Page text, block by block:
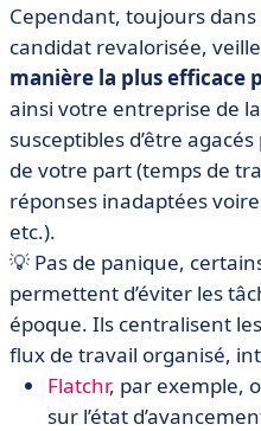
Cependant, toujours
candidat revalorisée,
manière la plus efficace
ainsi votre entreprise de
susceptibles d’être
de votre part (temps de
réponses inadaptées
etc.).
💡 Pas de panique,
permettent d’éviter les
époque. Ils centralisent
flux de travail organisé,
Flatchr, par exemple,
sur l’état